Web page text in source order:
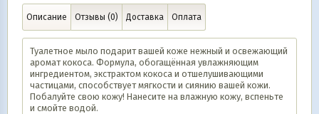
Описание Отзывы (0) Доставка Оплата
Туалетное мыло подарит вашей коже нежный и освежающий
аромат кокоса. Формула, обогащённая увлажняющим
ингредиентом, экстрактом кокоса и отшелушивающими
частицами, способствует мягкости и сиянию вашей кожи.
Побалуйте свою кожу! Нанесите на влажную кожу, вспеньте
и смойте водой.